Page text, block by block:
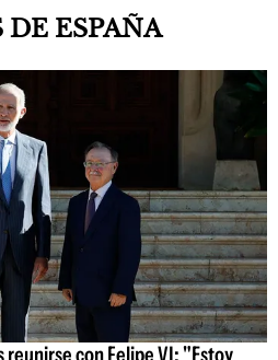
ESPAÑA
reunirse con Felipe VI: "Estoy